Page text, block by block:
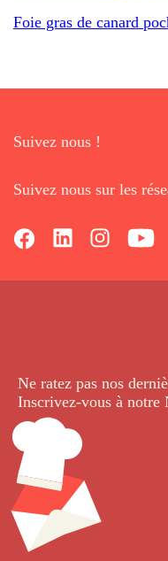
Foie gras de canard
Suivez nous !
Suivez nous sur les
Ne ratez pas nos
Inscrivez-vous à notre